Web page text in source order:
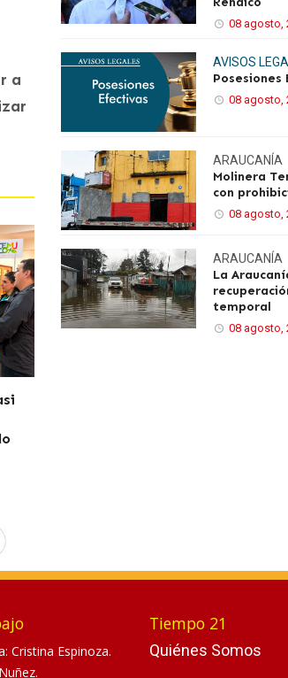
a
08 agosto,
AVISOS
Posesiones
08 agosto,
ARAUCANÍA
Molinera
con
08 agosto,
ARAUCANÍA
La
temporal
08 agosto,
Cristina Espinoza.
Tiempo 21
Quiénes Somos